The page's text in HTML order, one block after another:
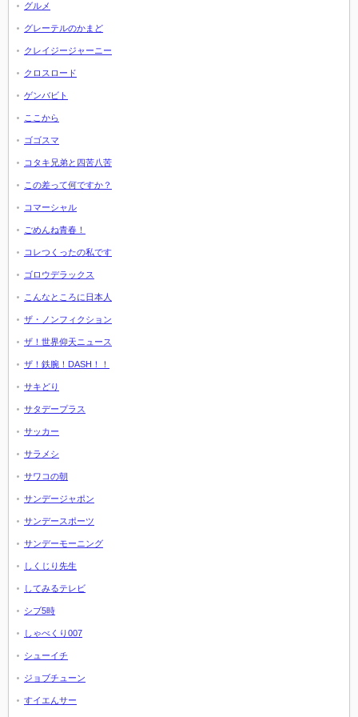
グルメ
グレーテルのかまど
クレイジージャーニー
クロスロード
ゲンバビト
ここから
ゴゴスマ
コタキ兄弟と四苦八苦
この差って何ですか？
コマーシャル
ごめんね青春！
コレつくったの私です
ゴロウデラックス
こんなところに日本人
ザ・ノンフィクション
ザ！世界仰天ニュース
ザ！鉄腕！DASH！！
サキどり
サタデープラス
サッカー
サラメシ
サワコの朝
サンデージャポン
サンデースポーツ
サンデーモーニング
しくじり先生
してみるテレビ
シブ5時
しゃべくり007
シューイチ
ジョブチューン
すイエんサー